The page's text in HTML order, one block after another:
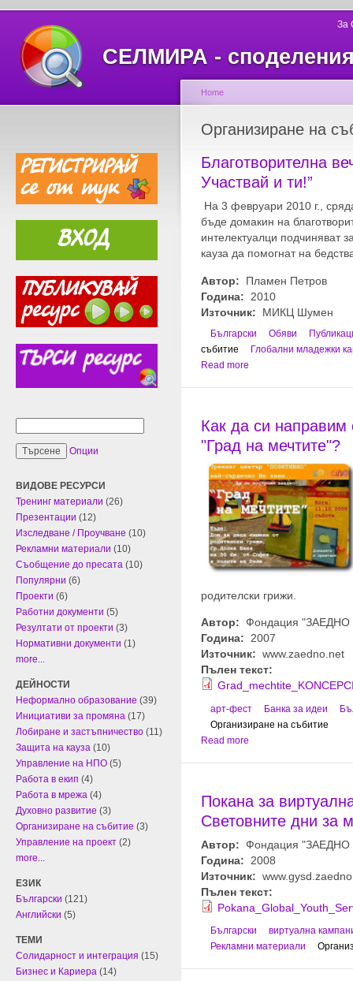
СЕЛМИРА -
За
Опции
ВИДОВЕ РЕСУРСИ
Тренинг материали (26)
Презентации (12)
Изследване / Проучване (10)
Рекламни материали (10)
Съобщение до пресата (10)
Популярни (6)
Проекти (6)
Работни документи (5)
Резултати от проекти (3)
Нормативни документи (1)
more...
ДЕЙНОСТИ
Неформално образование (39)
Инициативи за промяна (17)
Лобиране и застъпничество (11)
Защита на кауза (10)
Управление на НПО (5)
Работа в екип (4)
Работа в мрежа (4)
Духовно развитие (3)
Организиране на събитие (3)
Управление на проект (2)
more...
ЕЗИК
Български (121)
Английски (5)
ТЕМИ
Солидарност и интеграция (15)
Бизнес и Кариера (14)
Home
Организиране на
Благотворителна
Участвай и ти!”
На 3 февруари 2010 г.,
бъде домакин на
интелектуалци подчиняват
кауза да помогнат на
Автор:
Пламен Петров
Година:
2010
Източник:
МИКЦ Шумен
Български Обяви
събитие
Глобални младежки
Read more
Как да си
"Град на мечтите"?
родителски грижи.
Автор: Фондация "ЗАЕДНО
Година: 2007
Източник: www.zaedno.net
Пълен текст:
арт-фест Банка за идеи
Организиране на събитие
Read more
Покана за
Световните дни за
Автор: Фондация "ЗАЕДНО
Година:
2008
Източник:
Пълен текст:
Български
виртуална
Рекламни материали